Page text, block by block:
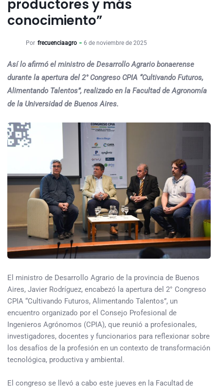
productores y más
conocimiento”
Por frecuenciaagro 6 de noviembre de 2025
Así lo afirmó el ministro de Desarrollo Agrario bonaerense
durante la apertura del 2° Congreso CPIA “Cultivando Futuros,
Alimentando Talentos”, realizado en la Facultad de Agronomía
de la Universidad de Buenos Aires.
El ministro de Desarrollo Agrario de la provincia de Buenos
Aires, Javier Rodríguez, encabezó la apertura del 2° Congreso
CPIA “Cultivando Futuros, Alimentando Talentos”, un
encuentro organizado por el Consejo Profesional de
Ingenieros Agrónomos (CPIA), que reunió a profesionales,
investigadores, docentes y funcionarios para reflexionar sobre
los desafíos de la profesión en un contexto de transformación
tecnológica, productiva y ambiental.
El congreso se llevó a cabo este jueves en la Facultad de